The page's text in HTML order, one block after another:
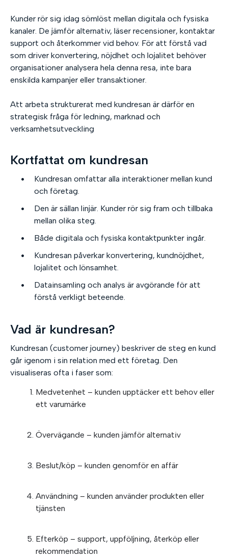
Kunder rör sig idag sömlöst mellan digitala och fysiska
kanaler. De jämför alternativ, läser recensioner, kontaktar
support och återkommer vid behov. För att förstå vad
som driver konvertering, nöjdhet och lojalitet behöver
organisationer analysera hela denna resa, inte bara
enskilda kampanjer eller transaktioner.
Att arbeta strukturerat med kundresan är därför en
strategisk fråga för ledning, marknad och
verksamhetsutveckling
Kortfattat om kundresan
Kundresan omfattar alla interaktioner mellan kund
och företag.
Den är sällan linjär. Kunder rör sig fram och tillbaka
mellan olika steg.
Både digitala och fysiska kontaktpunkter ingår.
Kundresan påverkar konvertering, kundnöjdhet,
lojalitet och lönsamhet.
Datainsamling och analys är avgörande för att
förstå verkligt beteende.
Vad är kundresan?
Kundresan (customer journey) beskriver de steg en kund
går igenom i sin relation med ett företag. Den
visualiseras ofta i faser som:
Medvetenhet – kunden upptäcker ett behov eller
ett varumärke
Övervägande – kunden jämför alternativ
Beslut/köp – kunden genomför en affär
Användning – kunden använder produkten eller
tjänsten
Efterköp – support, uppföljning, återköp eller
rekommendation